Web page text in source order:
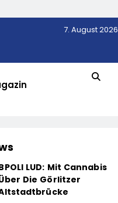
7. August 2026
LUD: Mit Cannabis
Die Görlitzer